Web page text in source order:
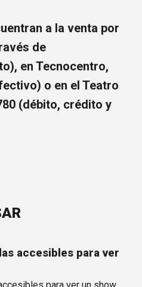
a la venta por
de
en Tecnocentro,
o en el Teatro
(débito, crédito y
accesibles para ver